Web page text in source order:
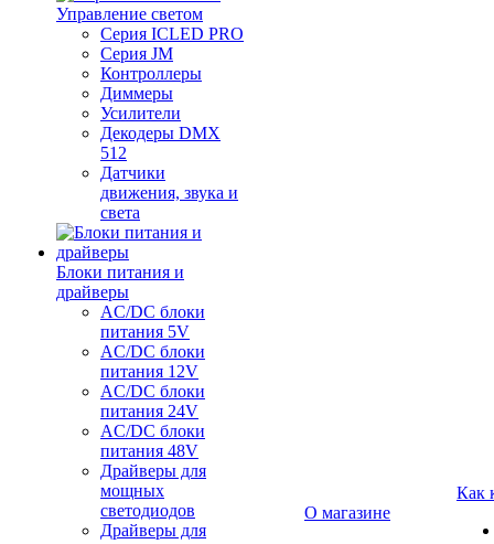
Управление светом
Серия ICLED PRO
Серия JM
Контроллеры
Диммеры
Усилители
Декодеры DMX
512
Датчики
движения, звука и
света
Блоки питания и
драйверы
AC/DC блоки
питания 5V
AC/DC блоки
питания 12V
AC/DC блоки
питания 24V
AC/DC блоки
питания 48V
Драйверы для
мощных
светодиодов
Драйверы для
О магазине
Как